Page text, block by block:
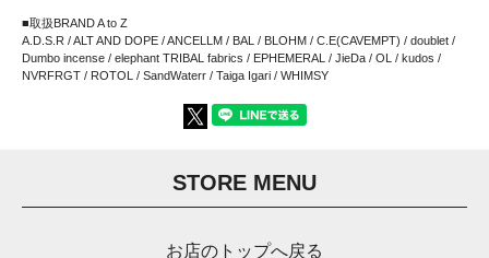
■取扱BRAND A to Z
A.D.S.R / ALT AND DOPE / ANCELLM / BAL / BLOHM / C.E(CAVEMPT) / doublet /
Dumbo incense / elephant TRIBAL fabrics / EPHEMERAL / JieDa / OL / kudos /
NVRFRGT / ROTOL / SandWaterr / Taiga Igari / WHIMSY
STORE MENU
お店のトップへ戻る